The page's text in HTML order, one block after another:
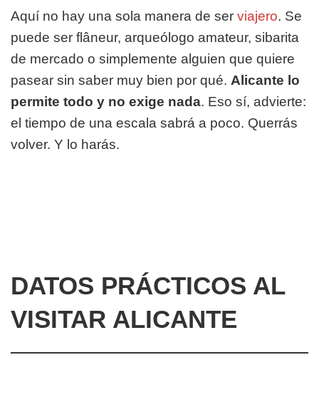
Aquí no hay una sola manera de ser viajero. Se
puede ser flâneur, arqueólogo amateur, sibarita
de mercado o simplemente alguien que quiere
pasear sin saber muy bien por qué. Alicante lo
permite todo y no exige nada. Eso sí, advierte:
el tiempo de una escala sabrá a poco. Querrás
volver. Y lo harás.
DATOS PRÁCTICOS AL
VISITAR ALICANTE